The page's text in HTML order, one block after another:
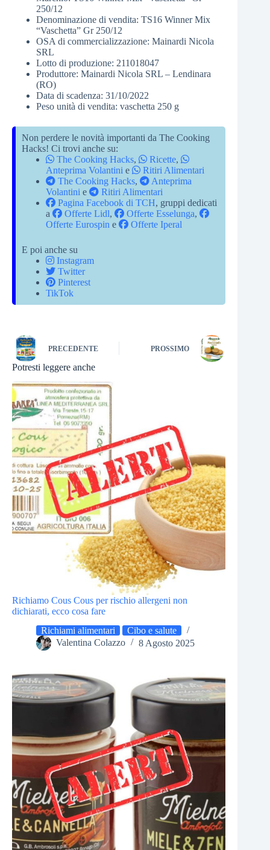
250/12
Denominazione di vendita: TS16 Winner Mix
“Vaschetta” Gr 250/12
OSA di commercializzazione: Mainardi Nicola
SRL
Lotto di produzione: 211018047
Produttore: Mainardi Nicola SRL – Lendinara
(RO)
Data di scadenza: 31/10/2022
Peso unità di vendita: vaschetta 250 g
Non perdere le novità importanti da The Cooking
Hacks! Ci trovi anche su:
The Cooking Hacks, Ricette,
Anteprima Volantini e
Ritiri Alimentari
The Cooking Hacks,
Anteprima
Volantini e
Ritiri Alimentari
Pagina Facebook di TCH, gruppi dedicati
a
Offerte Lidl, Offerte Esselunga,
Offerte Eurospin e Offerte Iperal
E poi anche su
Instagram
Twitter
Pinterest
TikTok
PRECEDENTE PROSSIMO
Potresti leggere anche
Richiamo Cous Cous per rischio allergeni non
dichiarati, ecco cosa fare
Richiami alimentari
Cibo e salute
Valentina Colazzo
8 Agosto 2025